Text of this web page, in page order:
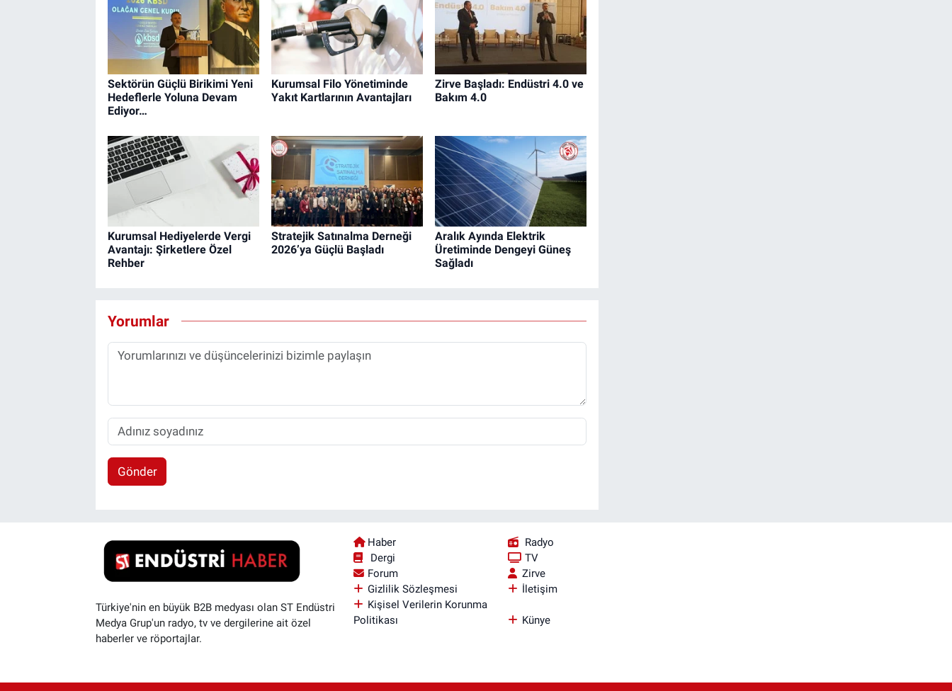
Sektörün Güçlü Birikimi Yeni
Hedeflerle Yoluna Devam
Ediyor…
Kurumsal Filo Yönetiminde
Yakıt Kartlarının Avantajları
Zirve Başladı: Endüstri 4.0 ve
Bakım 4.0
Kurumsal Hediyelerde Vergi
Avantajı: Şirketlere Özel
Rehber
Stratejik Satınalma Derneği
2026’ya Güçlü Başladı
Aralık Ayında Elektrik
Üretiminde Dengeyi Güneş
Sağladı
Yorumlar
Gönder
Türkiye'nin en büyük B2B medyası olan ST Endüstri
Medya Grup'un radyo, tv ve dergilerine ait özel
haberler ve röportajlar.
Haber
Radyo
Dergi
TV
Forum
Zirve
Gizlilik Sözleşmesi
İletişim
Kişisel Verilerin Korunma
Politikası
Künye